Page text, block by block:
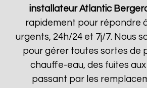
installateur Atlantic
rapidement pour répondre
urgents, 24h/24 et 7j/7. Nous
pour gérer toutes sortes de
chauffe-eau, des fuites
passant par les